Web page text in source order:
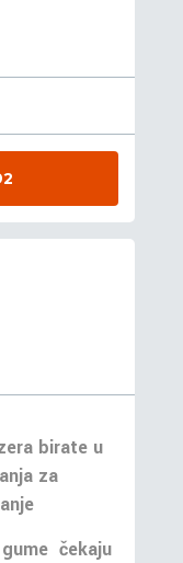
birate u
za
čekaju